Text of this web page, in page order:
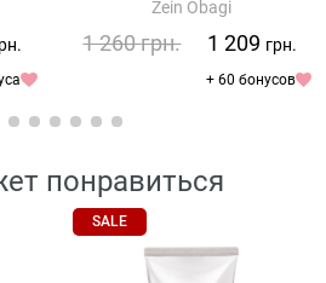
Skin Health Offects Exfoliating
Zein Obagi
1 260грн. 1 209 грн.
+ 60 бонусов
понравиться
SALE